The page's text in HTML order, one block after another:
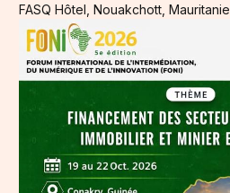
FASQ Hôtel, Nouakchott, Mauritanie